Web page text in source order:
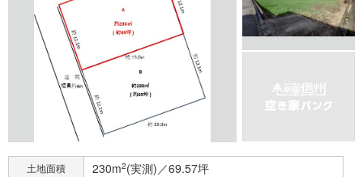
土地面積 230m2(実測)／69.57坪